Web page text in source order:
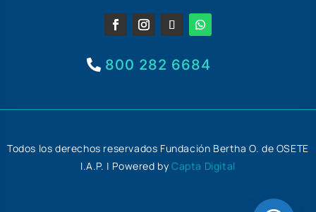
800 282 6684
Todos los derechos reservados Fundación Bertha O. de OSETE
I.A.P. | Powered byCapta Digital